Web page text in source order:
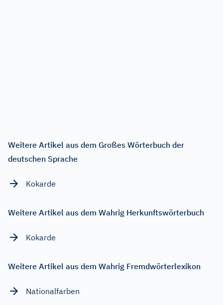
Weitere Artikel aus dem Großes Wörterbuch der
deutschen Sprache
Kokarde
Weitere Artikel aus dem Wahrig Herkunftswörterbuch
Kokarde
Weitere Artikel aus dem Wahrig Fremdwörterlexikon
Nationalfarben